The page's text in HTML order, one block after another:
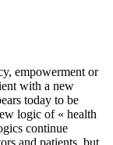
empowerment or
with a new
today to be
logic of « health
continue